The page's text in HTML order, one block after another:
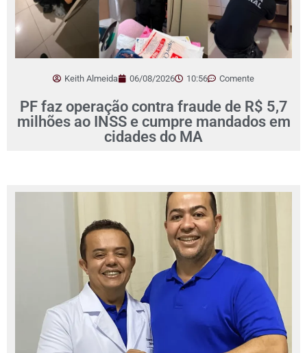
Keith Almeida 06/08/2026 10:56 Comente
PF faz operação contra fraude de R$ 5,7
milhões ao INSS e cumpre mandados em
cidades do MA